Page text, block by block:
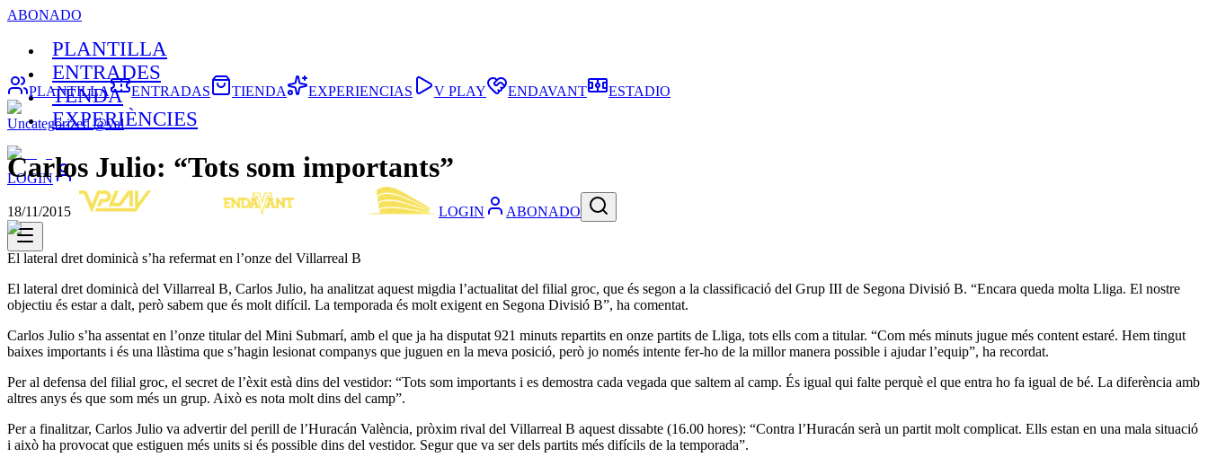
ABONADO
PLANTILLA
ENTRADES
TENDA
EXPERIÈNCIES
LOGIN
LOGIN ABONADO
PLANTILLA ENTRADAS TIENDA EXPERIENCIAS V PLAY ENDAVANT ESTADIO
Uncategorized @val
Carlos Julio: “Tots som importants”
18/11/2015
El lateral dret dominicà s’ha refermat en l’onze del Villarreal B
El lateral dret dominicà del Villarreal B, Carlos Julio, ha analitzat aquest migdia l’actualitat del filial groc, que és segon a la classificació del Grup III de Segona Divisió B. “Encara queda molta Lliga. El nostre
objectiu és estar a dalt, però sabem que és molt difícil. La temporada és molt exigent en Segona Divisió B”, ha comentat.
Carlos Julio s’ha assentat en l’onze titular del Mini Submarí, amb el que ja ha disputat 921 minuts repartits en onze partits de Lliga, tots ells com a titular. “Com més minuts jugue més content estaré. Hem tingut
baixes importants i és una llàstima que s’hagin lesionat companys que juguen en la meva posició, però jo només intente fer-ho de la millor manera possible i ajudar l’equip”, ha recordat.
Per al defensa del filial groc, el secret de l’èxit està dins del vestidor: “Tots som importants i es demostra cada vegada que saltem al camp. És igual qui falte perquè el que entra ho fa igual de bé. La diferència amb
altres anys és que som més un grup. Això es nota molt dins del camp”.
Per a finalitzar, Carlos Julio va advertir del perill de l’Huracán València, pròxim rival del Villarreal B aquest dissabte (16.00 hores): “Contra l’Huracán serà un partit molt complicat. Ells estan en una mala situació
i això ha provocat que estiguen més units si és possible dins del vestidor. Segur que va ser dels partits més difícils de la temporada”.